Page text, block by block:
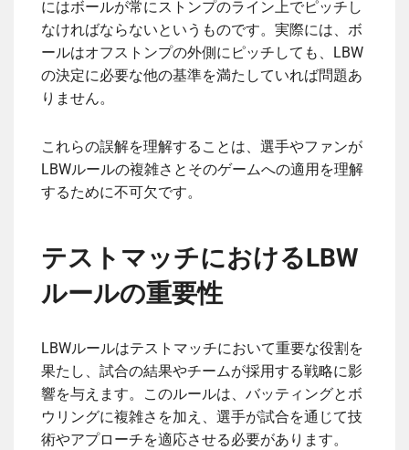
にはボールが常にストンプのライン上でピッチし
なければならないというものです。実際には、ボ
ールはオフストンプの外側にピッチしても、LBW
の決定に必要な他の基準を満たしていれば問題あ
りません。
これらの誤解を理解することは、選手やファンが
LBWルールの複雑さとそのゲームへの適用を理解
するために不可欠です。
テストマッチにおけるLBW
ルールの重要性
LBWルールはテストマッチにおいて重要な役割を
果たし、試合の結果やチームが採用する戦略に影
響を与えます。このルールは、バッティングとボ
ウリングに複雑さを加え、選手が試合を通じて技
術やアプローチを適応させる必要があります。